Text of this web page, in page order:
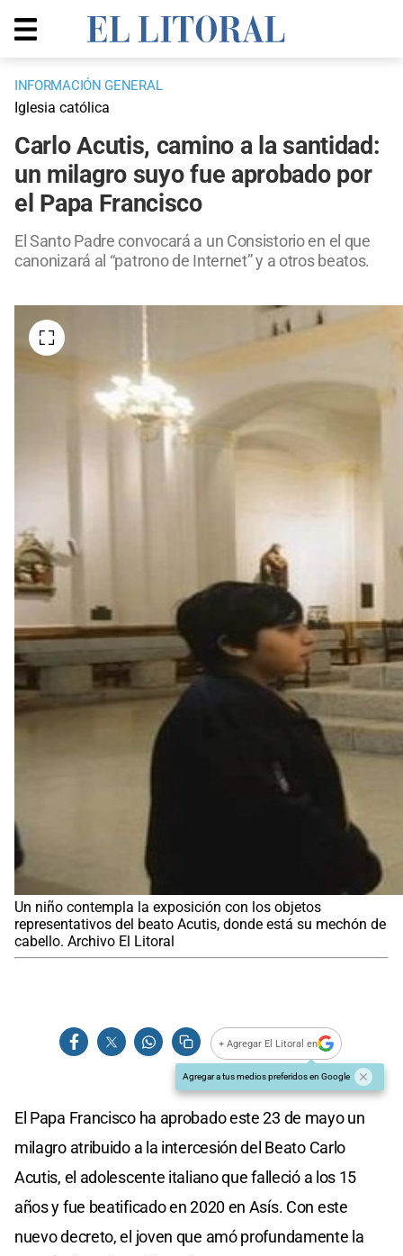
INFORMACIÓN GENERAL
Iglesia católica
Carlo Acutis, camino a la santidad:
un milagro suyo fue aprobado por
el Papa Francisco
El Santo Padre convocará a un Consistorio en el que
canonizará al “patrono de Internet” y a otros beatos.
Un niño contempla la exposición con los objetos
representativos del beato Acutis, donde está su mechón de
cabello. Archivo El Litoral
+ Agregar El Litoral en
Agregar a tus medios preferidos en Google
El Papa Francisco ha aprobado este 23 de mayo un
milagro atribuido a la intercesión del Beato Carlo
Acutis, el adolescente italiano que falleció a los 15
años y fue beatificado en 2020 en Asís. Con este
nuevo decreto, el joven que amó profundamente la